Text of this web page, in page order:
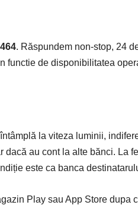
. Răspundem non-stop, 24
functie de disponibilitatea
la viteza luminii,
dacă au cont la alte bănci. La
este ca banca
Play sau App Store dupa